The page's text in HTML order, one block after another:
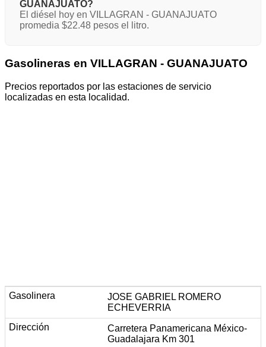
GUANAJUATO?
El diésel hoy en VILLAGRAN - GUANAJUATO
promedia $22.48 pesos el litro.
Gasolineras en VILLAGRAN - GUANAJUATO
Precios reportados por las estaciones de servicio
localizadas en esta localidad.
JOSE GABRIEL ROMERO
ECHEVERRIA
Carretera Panamericana México-
Guadalajara Km 301